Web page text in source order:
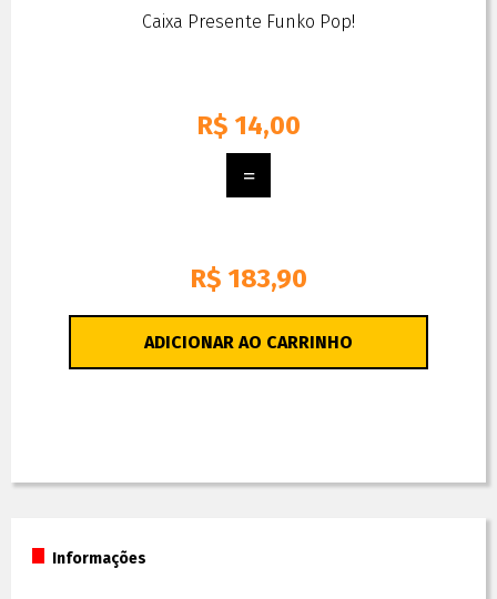
Caixa Presente Funko Pop!
R$ 14,00
R$ 183,90
ADICIONAR AO CARRINHO
Informações